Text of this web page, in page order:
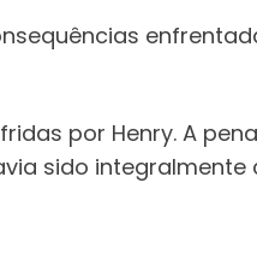
por Henry. A
sido integralmente